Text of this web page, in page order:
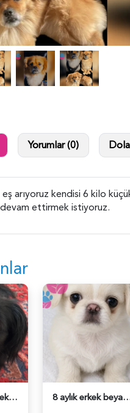
Yorumlar (0)
arıyoruz kendisi 6 kilo
ettirmek istiyoruz.
İzmir-İstanbul pekinez eş arıyoruz - 118984675 8 aylık erkek beyaz pekingese